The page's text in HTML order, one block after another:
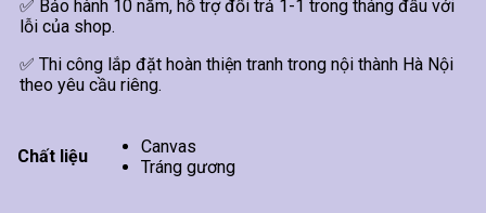
✅ Bảo hành 10 năm, hỗ trợ đổi trả 1-1 trong tháng đầu với
lỗi của shop.
✅ Thi công lắp đặt hoàn thiện tranh trong nội thành Hà Nội
theo yêu cầu riêng.
Chất liệu
Canvas
Tráng gương